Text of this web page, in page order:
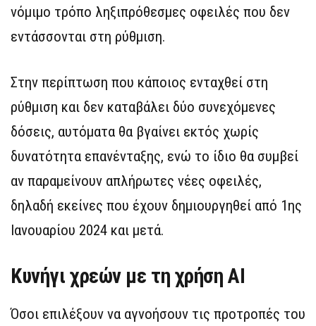
νόμιμο τρόπο ληξιπρόθεσμες οφειλές που δεν
εντάσσονται στη ρύθμιση.
Στην περίπτωση που κάποιος ενταχθεί στη
ρύθμιση και δεν καταβάλει δύο συνεχόμενες
δόσεις, αυτόματα θα βγαίνει εκτός χωρίς
δυνατότητα επανένταξης, ενώ το ίδιο θα συμβεί
αν παραμείνουν απλήρωτες νέες οφειλές,
δηλαδή εκείνες που έχουν δημιουργηθεί από 1ης
Ιανουαρίου 2024 και μετά.
Κυνήγι χρεών με τη χρήση AI
Όσοι επιλέξουν να αγνοήσουν τις προτροπές του